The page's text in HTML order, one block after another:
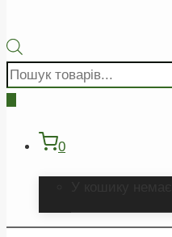
Пошук
товарів
0